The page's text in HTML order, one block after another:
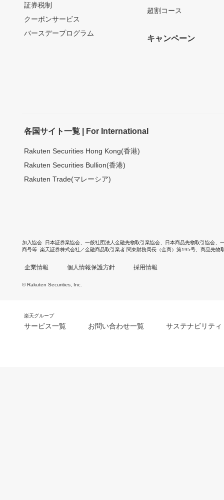
証券税制
クーポンサービス
バースデープログラム
超割コース
キャンペーン
各国サイト一覧 | For International
Rakuten Securities Hong Kong(香港)
Rakuten Securities Bullion(香港)
Rakuten Trade(マレーシア)
加入協会 日本証券業協会 一般社団法人金融先物取引業協会 日本商品先物取引協会
商号等 楽天証券株式会社／金融商品取引業者 関東財務局長（金商）第195号、商品先物
企業情報 個人情報保護方針 採用情報
© Rakuten Securities, Inc.
楽天グループ
サービス一覧 お問い合わせ一覧 サステナビリティ